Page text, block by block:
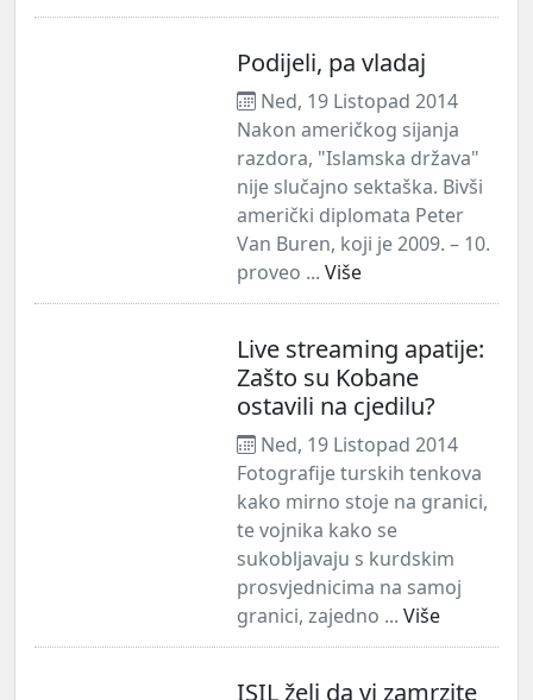
Podijeli, pa vladaj
Ned, 19 Listopad 2014
Nakon američkog sijanja
razdora, "Islamska država"
nije slučajno sektaška. Bivši
američki diplomata Peter
Van Buren, koji je 2009. – 10.
proveo ... Više
Live streaming apatije:
Zašto su Kobane
ostavili na cjedilu?
Ned, 19 Listopad 2014
Fotografije turskih tenkova
kako mirno stoje na granici,
te vojnika kako se
sukobljavaju s kurdskim
prosvjednicima na samoj
granici, zajedno ... Više
ISIL želi da vi zamrzite